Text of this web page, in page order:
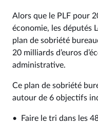
Alors que le PLF pour
économie, les députés
plan de sobriété
20 milliards d’euros
administrative.
Ce plan de sobriété
autour de 6 objectifs
• Faire le tri dans les